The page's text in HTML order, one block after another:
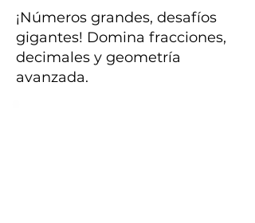
¡Números grandes, desafíos
gigantes! Domina fracciones,
decimales y geometría
avanzada.